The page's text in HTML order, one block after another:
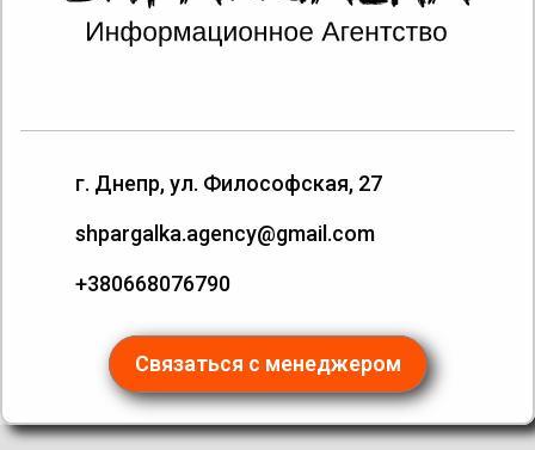
г. Днепр, ул. Философская, 27
shpargalka.agency@gmail.com
+380668076790
Связаться с менеджером